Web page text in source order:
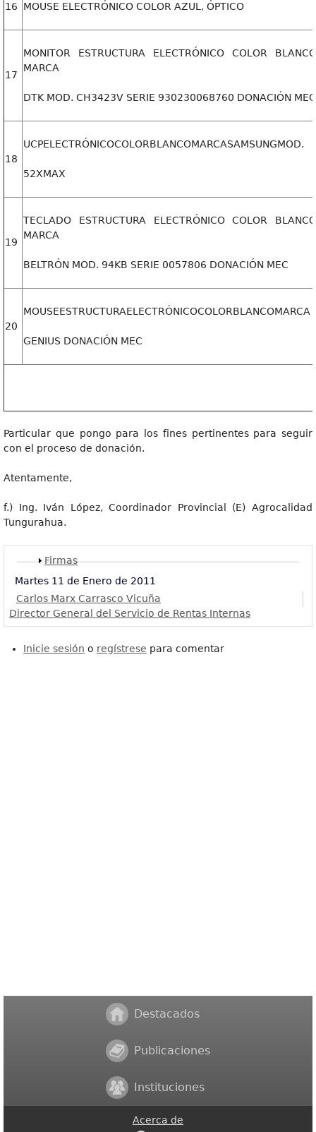
16 MOUSE ELECTRÓNICO COLOR AZUL, ÓPTICO
17
MONITOR ESTRUCTURA ELECTRÓNICO COLOR BLANCO
MARCA
DTK MOD. CH3423V SERIE 930230068760 DONACIÓN MEC
18
UCPELECTRÓNICOCOLORBLANCOMARCASAMSUNGMOD.
52XMAX
19
TECLADO ESTRUCTURA ELECTRÓNICO COLOR BLANCO
MARCA
BELTRÓN MOD. 94KB SERIE 0057806 DONACIÓN MEC
20
MOUSEESTRUCTURAELECTRÓNICOCOLORBLANCOMARCA
GENIUS DONACIÓN MEC
Particular que pongo para los fines pertinentes para seguir
con el proceso de donación.
Atentamente,
f.) Ing. Iván López, Coordinador Provincial (E) Agrocalidad
Tungurahua.
Mostrar
Firmas
Martes 11 de Enero de 2011
Carlos Marx Carrasco Vicuña
Director General del Servicio de Rentas Internas
Inicie sesión o regístrese para comentar
Destacados
Publicaciones
Instituciones
Acerca de